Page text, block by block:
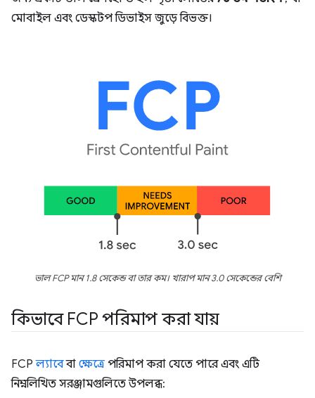
মোবাইল এবং ডেস্কটপ ডিভাইস জুড়ে বিভক্ত।
ভাল FCP মান 1.8 সেকেন্ড বা তার কম। খারাপ মান 3.0 সেকেন্ডের বেশি
কিভাবে FCP পরিমাপ করা যায়
FCPল্যাবেবা ক্ষেত্রে পরিমাপ করা যেতে পারে এবং এটি
নিম্নলিখিত সরঞ্জামগুলিতে উপলব্ধ: